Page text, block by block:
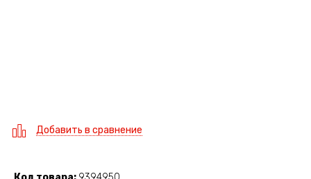
Добавить в сравнение